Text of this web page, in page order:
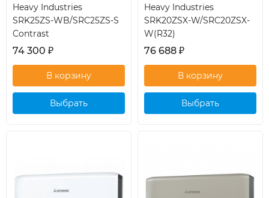
Heavy Industries
SRK25ZS-WB/SRC25ZS-S
Contrast
74 300 ₽
Выбрать
Heavy Industries
SRK20ZSX-W/SRC20ZSX-
W(R32)
76 688 ₽
Выбрать